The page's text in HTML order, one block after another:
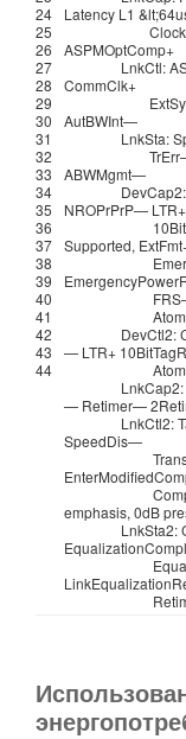
24
25
26
27
28
29
30
31
32
33
34
35
36
37
38
39
40
41
42
43
44
Latency L1
ASPMOptComp+
LnkCtl:
CommClk+
AutBWInt—
LnkSta:
TrErr
ABWMgmt—
DevCap2:
NROPrPrP— LTR+
Supported, ExtFmt
FRS
DevCtl2:
— LTR+
LnkCap2:
— Retimer—
LnkCtl2:
SpeedDis—
emphasis, 0dB
LnkSta2: